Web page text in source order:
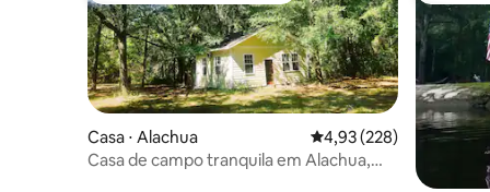
Casa ⋅ Alachua 4,93 de uma avaliação
4,93 (228)
Casa de campo tranquila em Alachua,